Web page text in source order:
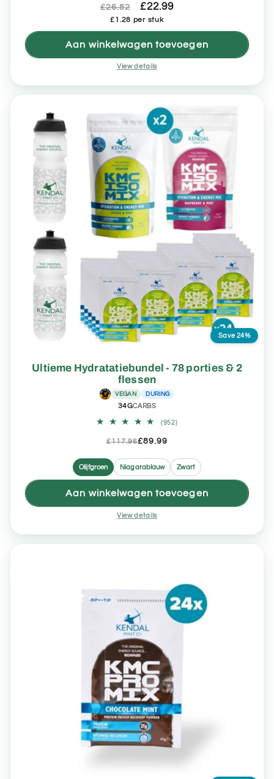
Normale
prijs
£26.82 Aanbiedingsprijs
£22.99
Eenheidsprijs
£1.28 per stuk
Aan winkelwagen toevoegen
View details
Save 24%
Ultieme Hydratatiebundel - 78 porties & 2
flessen
VEGAN DURING
34GCARBS
(952)952
£117.96£89.99
Olijfgroen Niagarablauw Zwart
Aan winkelwagen toevoegen
View details